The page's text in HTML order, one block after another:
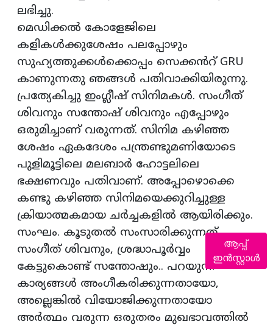
ലഭിച്ചു.
മെഡിക്കൽ കോളേജിലെ
കളികൾക്കുശേഷം പലപ്പോഴും
സുഹ്യത്തുക്കൾക്കൊപ്പം സെക്കൻറ് GRU
കാണുന്നതു ഞങ്ങൾ പതിവാക്കിയിരുന്നു.
പ്രത്യേകിച്ചു ഇംഗ്ലീഷ് സിനിമകൾ. സംഗീത്
ശിവനും സന്തോഷ് ശിവനും എപ്പോഴും
ഒരുമിച്ചാണ് വരുന്നത്. സിനിമ കഴിഞ്ഞ
ശേഷം ഏകദേശം പന്ത്രണ്ടുമണിയോടെ
പുളിമൂട്ടിലെ മലബാർ ഹോട്ടലിലെ
ഭക്ഷണവും പതിവാണ്. അപ്പോഴൊക്കെ
കണ്ടു കഴിഞ്ഞ സിനിമയെക്കുറിച്ചുള്ള
ക്രിയാത്മകമായ ചർച്ചകളിൽ ആയിരിക്കും.
സംഘം. കൂടുതൽ സംസാരിക്കുന്നത്
സംഗീത് ശിവനും, ശ്രദ്ധാപൂർവ്വം
കേട്ടുകൊണ്ട് സന്തോഷും.. പറയുന്ന
കാര്യങ്ങൾ അംഗീകരിക്കുന്നതായോ,
അല്ലെങ്കിൽ വിയോജിക്കുന്നതായോ
അർത്ഥം വരുന്ന ഒരുതരം മുഖഭാവത്തിൽ
ആപ്പ്
ഇൻസ്റ്റാൾ